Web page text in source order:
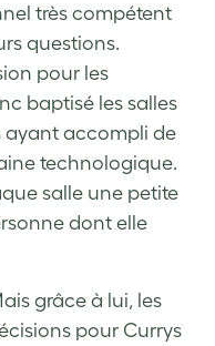
très compétent
questions.
pour les
baptisé les salles
ayant accompli de
technologique.
salle une petite
dont elle
grâce à lui, les
pour Currys